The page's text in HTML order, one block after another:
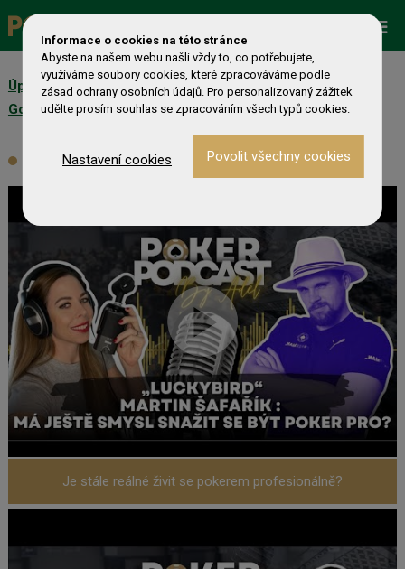
9.8. 14:00
Zobrazit více »
Úplná pravidla soutěže „Pokerman blogerská soutěž s
Go4games Hodolany“
Video
Je stále reálné živit se pokerem profesionálně?
Informace o cookies na této stránce
Abyste na našem webu našli vždy to, co potřebujete,
využíváme soubory cookies, které zpracováváme podle
zásad ochrany osobních údajů. Pro personalizovaný zážitek
udělte prosím souhlas se zpracováním všech typů cookies.
Nastavení cookies